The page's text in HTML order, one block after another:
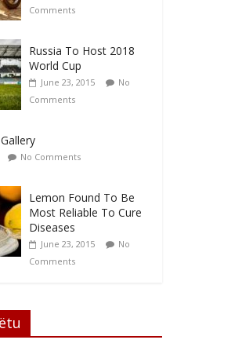
Comments
Russia To Host 2018
World Cup
June 23, 2015
No
Comments
No Comments
Lemon Found To Be
Most Reliable To Cure
Diseases
June 23, 2015
No
Comments